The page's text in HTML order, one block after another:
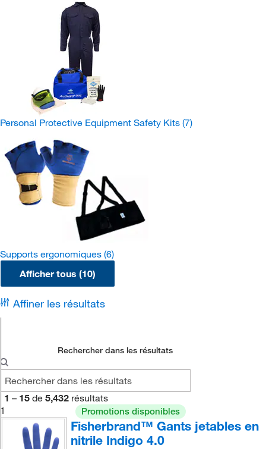
Personal Protective Equipment Safety Kits (7)
Supports ergonomiques (6)
Afficher tous (10)
Affiner les résultats
Rechercher dans les résultats
1 – 15 de 5,432 résultats
1
Promotions disponibles
Fisherbrand™ Gants jetables en
nitrile Indigo 4.0